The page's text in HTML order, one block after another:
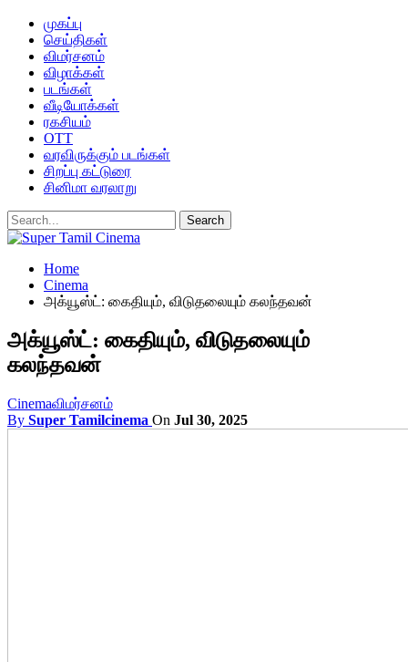
முகப்பு
செய்திகள்
விமர்சனம்
விழாக்கள்
படங்கள்
வீடியோக்கள்
ரகசியம்
OTT
வரவிருக்கும் படங்கள்
சிறப்பு கட்டுரை
சினிமா வரலாறு
Home
Cinema
அக்யூஸ்ட்: கைதியும், விடுதலையும் கலந்தவன்
அக்யூஸ்ட்: கைதியும், விடுதலையும்
கலந்தவன்
Cinemaவிமர்சனம்
By Super Tamilcinema On Jul 30, 2025